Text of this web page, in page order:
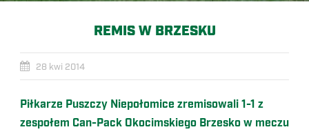
REMIS W BRZESKU
28 kwi 2014
Piłkarze Puszczy Niepołomice zremisowali 1-1 z
zespołem Can-Pack Okocimskiego Brzesko w meczu